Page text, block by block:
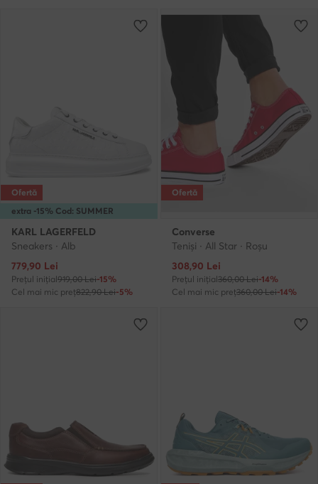
extra -15% Cod: SUMMER
Ofertă
KARL LAGERFELD
Sneakers · Alb
Prețul actual
779,90 Lei
Prețul inițial919,00 Lei-15%
Cel mai mic preț822,90 Lei-5%
Ofertă
Converse
Teniși · All Star · Roșu
Prețul actual
308,90 Lei
Prețul inițial360,00 Lei-14%
Cel mai mic preț360,00 Lei-14%